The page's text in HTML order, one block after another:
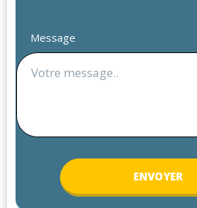
Message
ENVOYER